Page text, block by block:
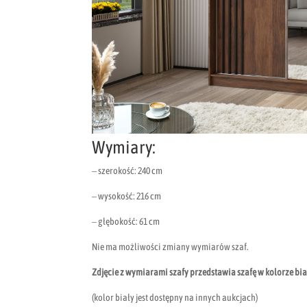
Wymiary:
– szerokość: 240 cm
– wysokość: 216 cm
– głębokość: 61 cm
Nie ma możliwości zmiany wymiarów szaf.
Zdjęcie z wymiarami szafy przedstawia szafę w kolorze
(kolor biały jest dostępny na innych aukcjach)